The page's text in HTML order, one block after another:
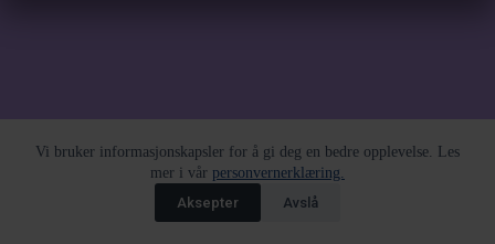
Vi bruker informasjonskapsler for å gi deg en bedre opplevelse. Les
mer i vår personvernerklæring.
Aksepter
Avslå